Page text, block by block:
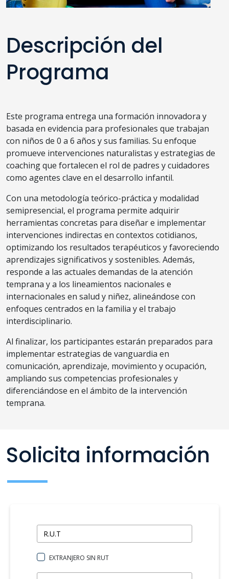
Descripción del
Programa
Este programa entrega una formación innovadora y
basada en evidencia para profesionales que trabajan
con niños de 0 a 6 años y sus familias. Su enfoque
promueve intervenciones naturalistas y estrategias de
coaching que fortalecen el rol de padres y cuidadores
como agentes clave en el desarrollo infantil.
Con una metodología teórico-práctica y modalidad
semipresencial, el programa permite adquirir
herramientas concretas para diseñar e implementar
intervenciones indirectas en contextos cotidianos,
optimizando los resultados terapéuticos y favoreciendo
aprendizajes significativos y sostenibles. Además,
responde a las actuales demandas de la atención
temprana y a los lineamientos nacionales e
internacionales en salud y niñez, alineándose con
enfoques centrados en la familia y el trabajo
interdisciplinario.
Al finalizar, los participantes estarán preparados para
implementar estrategias de vanguardia en
comunicación, aprendizaje, movimiento y ocupación,
ampliando sus competencias profesionales y
diferenciándose en el ámbito de la intervención
temprana.
Solicita información
EXTRANJERO SIN RUT